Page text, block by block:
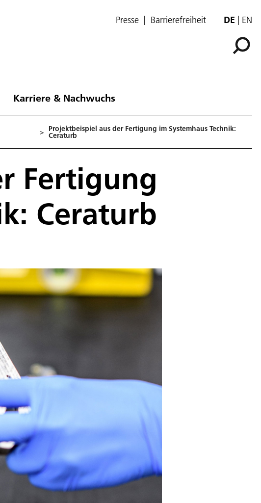
Presse Barrierefreiheit DE EN
Karriere & Nachwuchs
> Projektbeispiel aus der Fertigung im Systemhaus Technik:
Ceraturb
Fertigung
Ceraturb